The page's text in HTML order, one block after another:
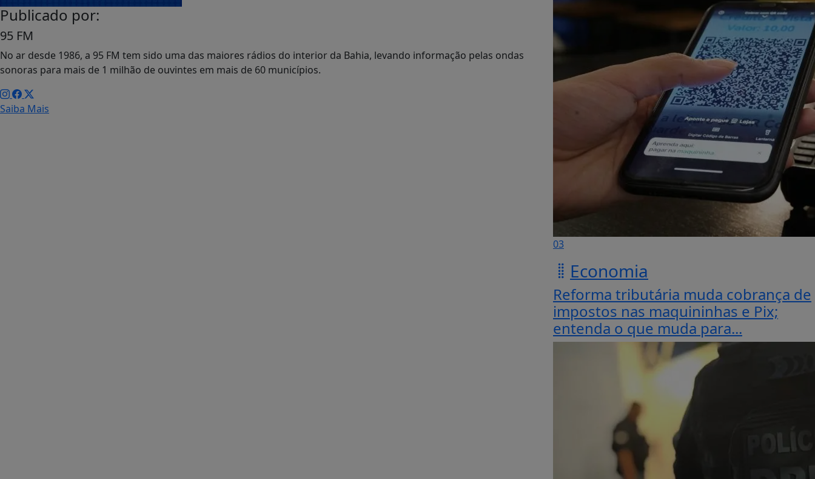
Publicado por:
95 FM
No ar desde 1986, a 95 FM tem sido uma das maiores rádios do interior da Bahia, levando informação pelas ondas
sonoras para mais de 1 milhão de ouvintes em mais de 60 municípios.
Saiba Mais
03
Economia
Reforma tributária muda cobrança de
impostos nas maquininhas e Pix;
entenda o que muda para...